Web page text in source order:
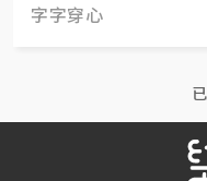
字字穿心